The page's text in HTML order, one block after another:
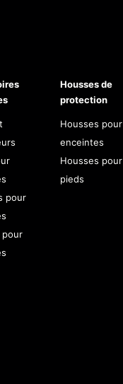
pour
pour
Housses de
protection
Housses pour
enceintes
Housses pour
pieds